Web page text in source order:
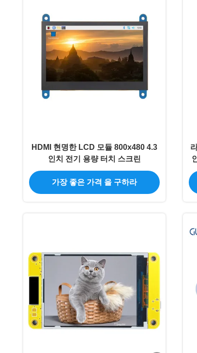
HDMI 현명한 LCD 모듈 800x480 4.3
인치 전기 용량 터치 스크린
가장 좋은 가격 을 구하라